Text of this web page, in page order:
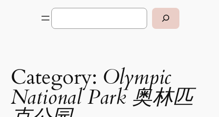
Search
Category: Olympic
National Park 奥林匹